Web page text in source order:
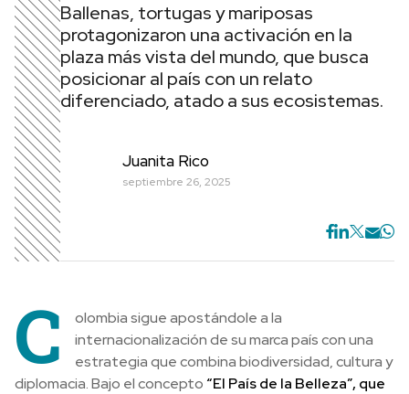
Ballenas, tortugas y mariposas
protagonizaron una activación en la
plaza más vista del mundo, que busca
posicionar al país con un relato
diferenciado, atado a sus ecosistemas.
Juanita Rico
septiembre 26, 2025
C
olombia sigue apostándole a la
internacionalización de su marca país con una
estrategia que combina biodiversidad, cultura y
diplomacia. Bajo el concepto “El País de la Belleza”, que